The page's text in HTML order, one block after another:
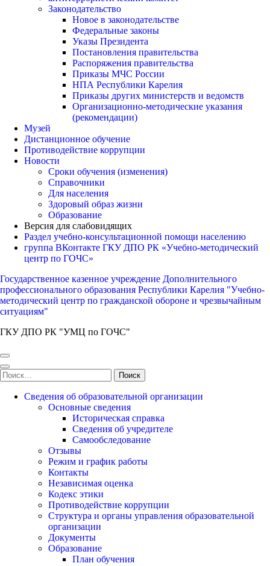
Законодательство
Новое в законодательстве
Федеральные законы
Указы Президента
Постановления правительства
Распоряжения правительства
Приказы МЧС России
НПА Республики Карелия
Приказы других министерств и ведомств
Организационно-методические указания
(рекомендации)
Музей
Дистанционное обучение
Противодействие коррупции
Новости
Сроки обучения (изменения)
Справочники
Для населения
Здоровый образ жизни
Образование
Версия для слабовидящих
Раздел учебно-консультационной помощи населению
группа ВКонтакте ГКУ ДПО РК «Учебно-методический
центр по ГОЧС»
Государственное казенное учреждение Дополнительного
профессионального образования Республики Карелия "Учебно-
методический центр по гражданской обороне и чрезвычайным
ситуациям"
ГКУ ДПО РК "УМЦ по ГОЧС"
Найти:
Сведения об образовательной организации
Основные сведения
Историческая справка
Сведения об учредителе
Самообследование
Отзывы
Режим и график работы
Контакты
Независимая оценка
Кодекс этики
Противодействие коррупции
Структура и органы управления образовательной
организации
Документы
Образование
План обучения